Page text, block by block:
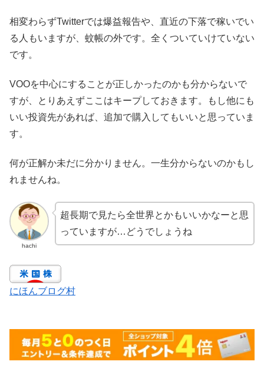
相変わらずTwitterでは爆益報告や、直近の下落で稼いでい
る人もいますが、蚊帳の外です。全くついていけていない
です。
VOOを中心にすることが正しかったのかも分からないで
すが、とりあえずここはキープしておきます。もし他にも
いい投資先があれば、追加で購入してもいいと思っていま
す。
何が正解か未だに分かりません。一生分からないのかもし
れませんね。
hachi
超長期で見たら全世界とかもいいかなーと思
っていますが…どうでしょうね
にほんブログ村